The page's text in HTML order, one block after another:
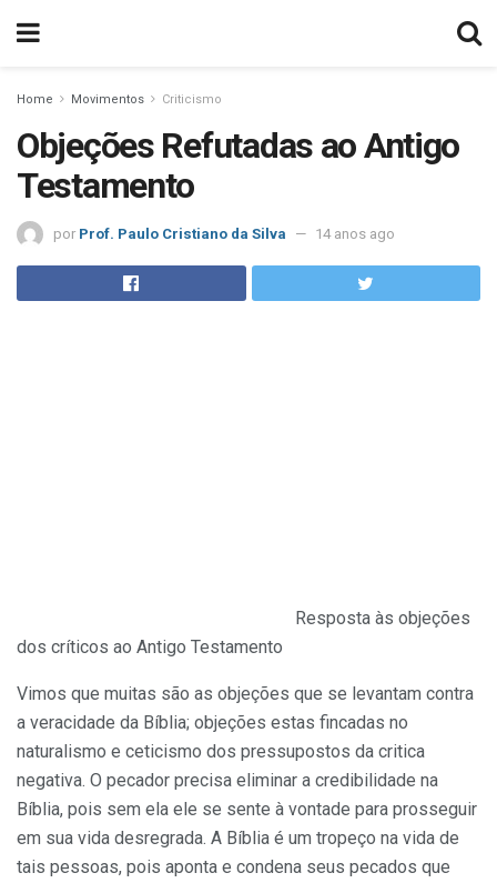
Home Movimentos Criticismo
Objeções Refutadas ao Antigo
Testamento
por Prof. Paulo Cristiano da Silva 14 anos ago
Resposta às objeções
dos críticos ao Antigo Testamento
Vimos que muitas são as objeções que se levantam contra
a veracidade da Bíblia; objeções estas fincadas no
naturalismo e ceticismo dos pressupostos da critica
negativa. O pecador precisa eliminar a credibilidade na
Bíblia, pois sem ela ele se sente à vontade para prosseguir
em sua vida desregrada. A Bíblia é um tropeço na vida de
tais pessoas, pois aponta e condena seus pecados que